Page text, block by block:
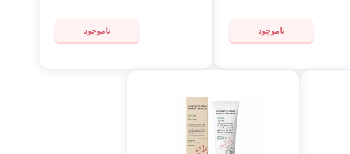
ناموجود ناموجود